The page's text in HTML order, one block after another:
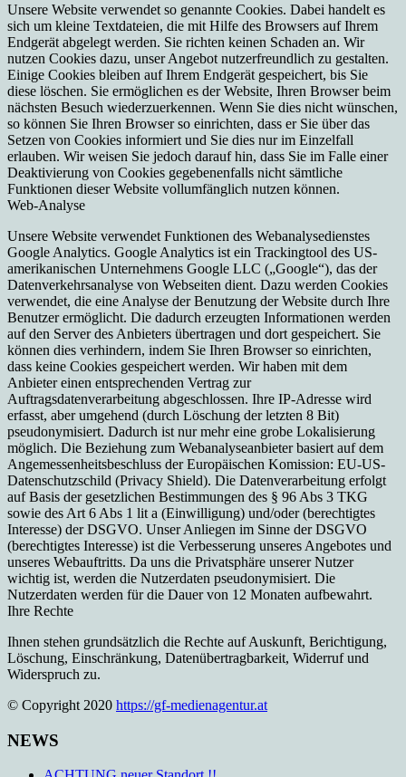
Unsere Website verwendet so genannte Cookies. Dabei handelt es
sich um kleine Textdateien, die mit Hilfe des Browsers auf Ihrem
Endgerät abgelegt werden. Sie richten keinen Schaden an. Wir
nutzen Cookies dazu, unser Angebot nutzerfreundlich zu gestalten.
Einige Cookies bleiben auf Ihrem Endgerät gespeichert, bis Sie
diese löschen. Sie ermöglichen es der Website, Ihren Browser beim
nächsten Besuch wiederzuerkennen. Wenn Sie dies nicht wünschen,
so können Sie Ihren Browser so einrichten, dass er Sie über das
Setzen von Cookies informiert und Sie dies nur im Einzelfall
erlauben. Wir weisen Sie jedoch darauf hin, dass Sie im Falle einer
Deaktivierung von Cookies gegebenenfalls nicht sämtliche
Funktionen dieser Website vollumfänglich nutzen können.
Web-Analyse
Unsere Website verwendet Funktionen des Webanalysedienstes
Google Analytics. Google Analytics ist ein Trackingtool des US-
amerikanischen Unternehmens Google LLC („Google“), das der
Datenverkehrsanalyse von Webseiten dient. Dazu werden Cookies
verwendet, die eine Analyse der Benutzung der Website durch Ihre
Benutzer ermöglicht. Die dadurch erzeugten Informationen werden
auf den Server des Anbieters übertragen und dort gespeichert. Sie
können dies verhindern, indem Sie Ihren Browser so einrichten,
dass keine Cookies gespeichert werden. Wir haben mit dem
Anbieter einen entsprechenden Vertrag zur
Auftragsdatenverarbeitung abgeschlossen. Ihre IP-Adresse wird
erfasst, aber umgehend (durch Löschung der letzten 8 Bit)
pseudonymisiert. Dadurch ist nur mehr eine grobe Lokalisierung
möglich. Die Beziehung zum Webanalyseanbieter basiert auf dem
Angemessenheitsbeschluss der Europäischen Komission: EU-US-
Datenschutzschild (Privacy Shield). Die Datenverarbeitung erfolgt
auf Basis der gesetzlichen Bestimmungen des § 96 Abs 3 TKG
sowie des Art 6 Abs 1 lit a (Einwilligung) und/oder (berechtigtes
Interesse) der DSGVO. Unser Anliegen im Sinne der DSGVO
(berechtigtes Interesse) ist die Verbesserung unseres Angebotes und
unseres Webauftritts. Da uns die Privatsphäre unserer Nutzer
wichtig ist, werden die Nutzerdaten pseudonymisiert. Die
Nutzerdaten werden für die Dauer von 12 Monaten aufbewahrt.
Ihre Rechte
Ihnen stehen grundsätzlich die Rechte auf Auskunft, Berichtigung,
Löschung, Einschränkung, Datenübertragbarkeit, Widerruf und
Widerspruch zu.
© Copyright 2020 https://gf-medienagentur.at
NEWS